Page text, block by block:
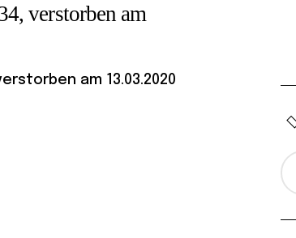
verstorben am
am 13.03.2020